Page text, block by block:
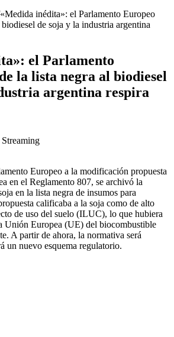
«Medida inédita»: el Parlamento Europeo
de soja y la industria argentina
el Parlamento
la lista negra al biodiesel
argentina respira
Europeo a la modificación propuesta
en el Reglamento 807, se archivó la
en la lista negra de insumos para
calificaba a la soja como de alto
de uso del suelo (ILUC), lo que hubiera
Unión Europea (UE) del biocombustible
A partir de ahora, la normativa será
un nuevo esquema regulatorio.